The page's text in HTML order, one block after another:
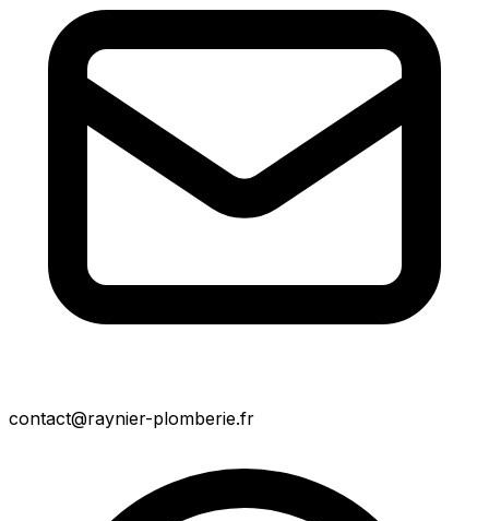
contact@raynier-plomberie.fr